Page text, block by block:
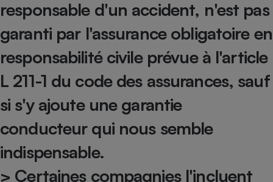
responsable d'un accident, n'est pas
garanti par l'assurance obligatoire en
responsabilité civile prévue à l'article
L 211-1 du code des assurances, sauf
si s'y ajoute une garantie
conducteur qui nous semble
indispensable.
> Certaines compagnies l'incluent
Complément
alimentaire
Assurance emprunteur
Petit électroménager -
Lave-linge
Mutuelle
Antimoustique